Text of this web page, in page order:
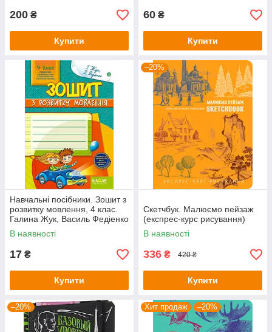
200 ₴
Купити
60 ₴
Купити
Навчальні посібники. Зошит з
розвитку мовлення, 4 клас.
Галина Жук, Василь Федіенко
В наявності
17 ₴
Купити
–20%
Скетчбук. Малюємо пейзаж
(експрес-курс рисування)
В наявності
336 ₴ 420 ₴
Купити
–20% Хит продаж –20%